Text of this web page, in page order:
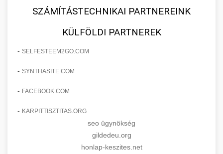
SZÁMÍTÁSTECHNIKAI PARTNEREINK
KÜLFÖLDI PARTNEREK
- SELFESTEEM2GO.COM
- SYNTHASITE.COM
- FACEBOOK.COM
- KARPITTISZTITAS.ORG
seo ügynökség
gildedeu.org
honlap-keszites.net